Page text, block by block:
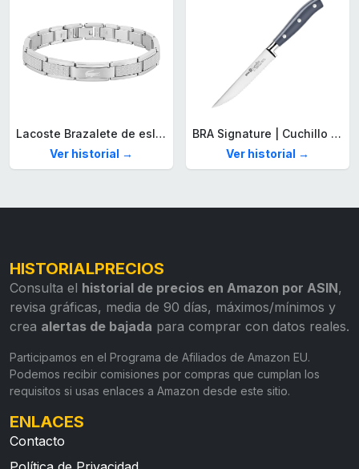
Lacoste Brazalete de eslabón para Hombre Colección STENCIL de Acero inoxidable
Ver historial →
BRA Signature | Cuchillo tomatero 120 mm, Acero Inoxidable alemán forjado con Molibdeno Vanadio, Mango Remachado ABS, Diseño Ergonómico, Hoja 1,6 mm espesor
Ver historial →
HISTORIALPRECIOS
Consulta el historial de precios en Amazon por ASIN,
revisa gráficas, media de 90 días, máximos/mínimos y
crea alertas de bajada para comprar con datos reales.
Participamos en el Programa de Afiliados de Amazon EU.
Podemos recibir comisiones por compras que cumplan los
requisitos si usas enlaces a Amazon desde este sitio.
ENLACES
Contacto